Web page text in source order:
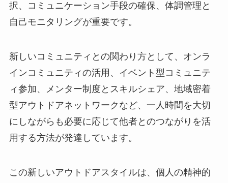
択、コミュニケーション手段の確保、体調管理と
自己モニタリングが重要です。
新しいコミュニティとの関わり方として、オンラ
インコミュニティの活用、イベント型コミュニテ
ィ参加、メンター制度とスキルシェア、地域密着
型アウトドアネットワークなど、一人時間を大切
にしながらも必要に応じて他者とのつながりを活
用する方法が発達しています。
この新しいアウトドアスタイルは、個人の精神的